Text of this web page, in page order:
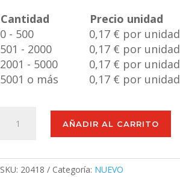
Cantidad
Precio unidad
0 - 500
0,17 € por unidad
501 - 2000
0,17 € por unidad
2001 - 5000
0,17 € por unidad
5001 o más
0,17 € por unidad
Rascador
cantidad
AÑADIR AL CARRITO
SKU: 20418 Categoría: NUEVO